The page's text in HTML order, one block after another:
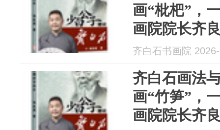
画“枇杷”，
画院院长齐
齐白石书画院
齐白石画法
画“竹笋”，
画院院长齐